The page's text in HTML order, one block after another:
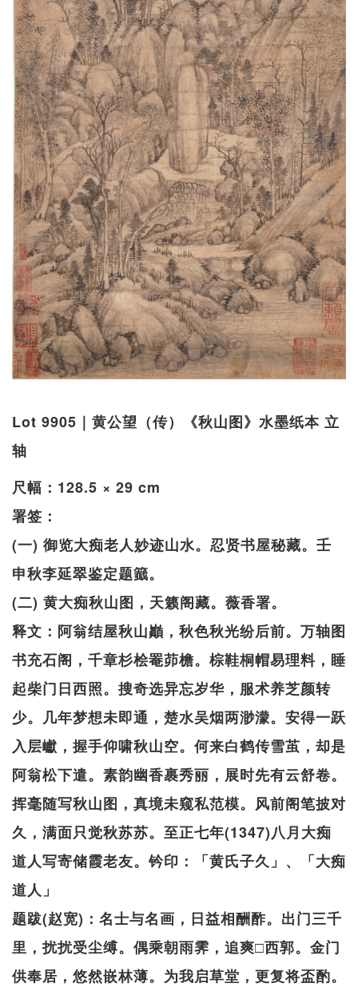
Lot 9905｜黄公望（传）《秋山图》水墨纸本 立
轴
尺幅：128.5 × 29 cm
署签：
(一) 御览大痴老人妙迹山水。忍贤书屋秘藏。壬
申秋李延翠鉴定题籖。
(二) 黄大痴秋山图，天籁阁藏。薇香署。
释文：阿翁结屋秋山巓，秋色秋光纷后前。万轴图
书充石阁，千章杉桧罨茆檐。棕鞋桐帽易理料，睡
起柴门日西照。搜奇选异忘岁华，服术养芝颜转
少。几年梦想未即通，楚水吴烟两渺濛。安得一跃
入层巘，握手仰啸秋山空。何来白鹤传雪茧，却是
阿翁松下遣。素韵幽香裹秀丽，展时先有云舒卷。
挥毫随写秋山图，真境未窥私范模。风前阁笔披对
久，满面只觉秋苏苏。至正七年(1347)八月大痴
道人写寄储霞老友。钤印：「黄氏子久」、「大痴
道人」
题跋(赵宽)：名士与名画，日益相酬酢。出门三千
里，扰扰受尘缚。偶乘朝雨霁，追爽□西郭。金门
供奉居，悠然嵌林薄。为我启草堂，更复将盃酌。